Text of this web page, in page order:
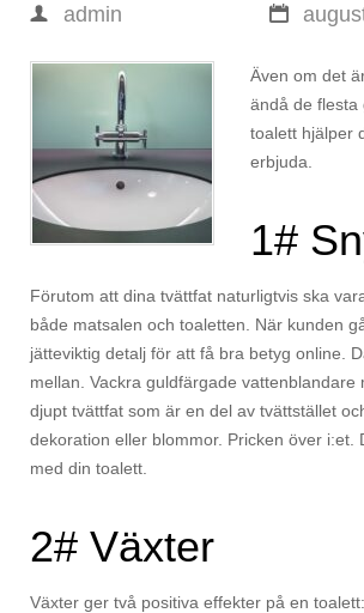
admin
Även om det
ändå de flesta
toalett hjälper
erbjuda.
1#
Förutom att dina tvättfat naturligtvis ska
både matsalen och toaletten. När kunden
jätteviktig detalj för att få bra betyg online.
mellan. Vackra guldfärgade
djupt tvättfat som är en del av tvättstället
dekoration eller blommor. Pricken över
med din toalett.
2# Växter
Växter ger två positiva effekter på en